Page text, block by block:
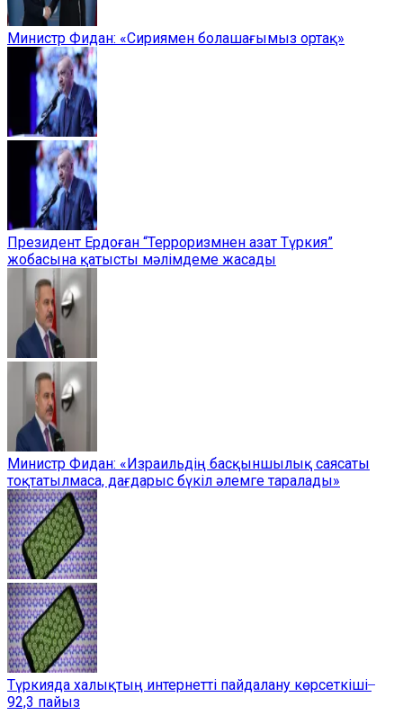
Министр Фидан: «Сириямен болашағымыз ортақ»
Президент Ердоған “Терроризмнен азат Түркия”
жобасына қатысты мәлімдеме жасады
Министр Фидан: «Израильдің басқыншылық саясаты
тоқтатылмаса, дағдарыс бүкіл әлемге таралады»
Түркияда халықтың интернетті пайдалану көрсеткіші ̶
92,3 пайыз